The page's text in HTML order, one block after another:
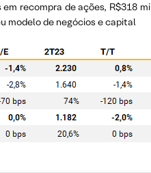
recompra de ações, R$318
modelo de negócios e capital